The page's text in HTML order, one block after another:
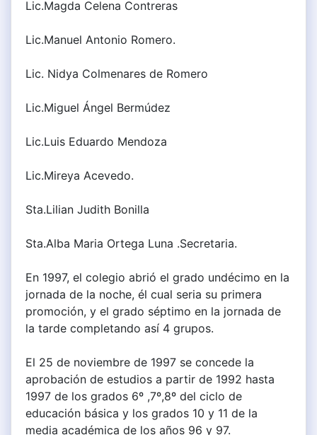
Lic.Magda Celena Contreras
Lic.Manuel Antonio Romero.
Lic. Nidya Colmenares de Romero
Lic.Miguel Ángel Bermúdez
Lic.Luis Eduardo Mendoza
Lic.Mireya Acevedo.
Sta.Lilian Judith Bonilla
Sta.Alba Maria Ortega Luna .Secretaria.
En 1997, el colegio abrió el grado undécimo en la
jornada de la noche, él cual seria su primera
promoción, y el grado séptimo en la jornada de
la tarde completando así 4 grupos.
El 25 de noviembre de 1997 se concede la
aprobación de estudios a partir de 1992 hasta
1997 de los grados 6º ,7º,8º del ciclo de
educación básica y los grados 10 y 11 de la
media académica de los años 96 y 97.